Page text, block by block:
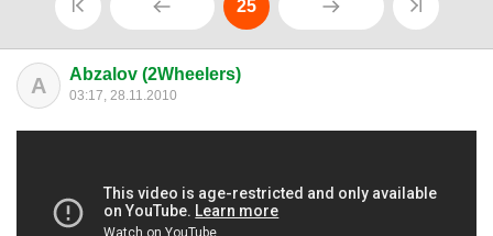
25
A Abzalov (2Wheelers)
03:17, 28.11.2010